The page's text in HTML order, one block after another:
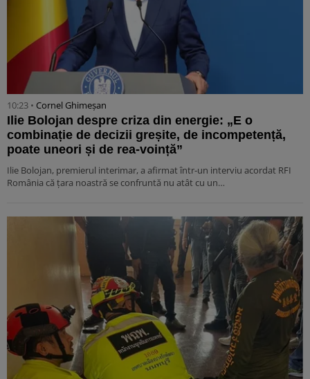
10:23 • Cornel Ghimeșan
Ilie Bolojan despre criza din energie: „E o
combinație de decizii greșite, de incompetență,
poate uneori și de rea-voință”
Ilie Bolojan, premierul interimar, a afirmat într-un interviu acordat RFI
România că țara noastră se confruntă nu atât cu un…